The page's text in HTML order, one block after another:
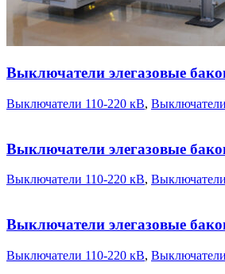
Выключатели элегазовые
Выключатели 110-220 кВ,
Выключатели элегазовые
Выключатели 110-220 кВ,
Выключатели элегазовые
Выключатели 110-220 кВ,